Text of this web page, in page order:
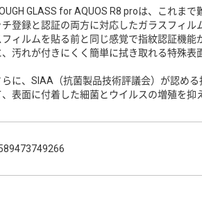
GLASS for AQUOS R8 proは、これま
チ登録と認証の両方に対応したガラスフィ
フィルムを貼る前と同じ感覚で指紋認証機
、汚れが付きにくく簡単に拭き取れる特殊表
らに、SIAA（抗菌製品技術評議会）が認め
、表面に付着した細菌とウイルスの増殖を抑